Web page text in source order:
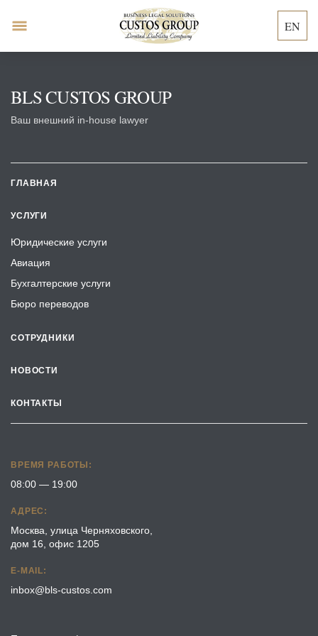
EN
BLS CUSTOS GROUP
Ваш внешний in-house lawyer
ГЛАВНАЯ
УСЛУГИ
Юридические услуги
Авиация
Бухгалтерские услуги
Бюро переводов
СОТРУДНИКИ
НОВОСТИ
КОНТАКТЫ
ВРЕМЯ РАБОТЫ:
08:00 — 19:00
АДРЕС:
Москва, улица Черняховского,
дом 16, офис 1205
E-MAIL:
inbox@bls-custos.com